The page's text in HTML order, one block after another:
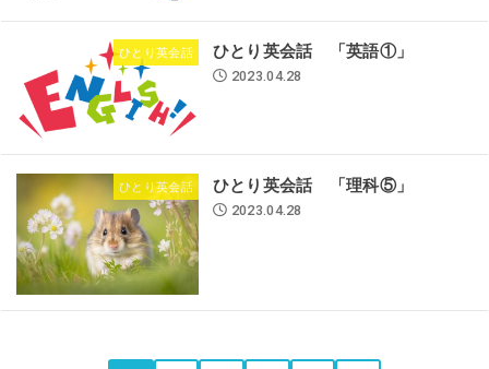
ひとり英会話 ひとり英会話 「英語①」
2023.04.28
ひとり英会話 ひとり英会話 「理科⑤」
2023.04.28